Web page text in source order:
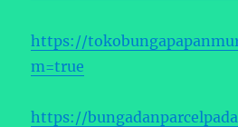
https://
m=true
https://